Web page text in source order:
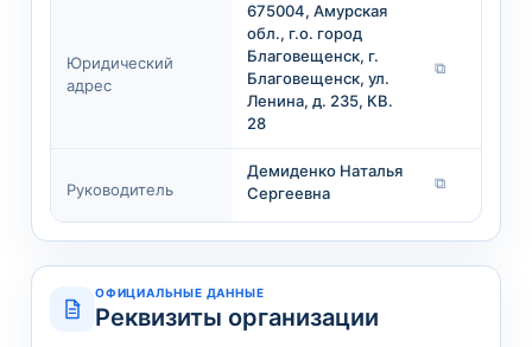
Юридический
адрес
675004, Амурская
обл., г.о. город
Благовещенск, г.
Благовещенск, ул.
Ленина, д. 235, КВ.
28
⧉
Руководитель
Демиденко Наталья
Сергеевна
⧉
ОФИЦИАЛЬНЫЕ ДАННЫЕ
Реквизиты организации